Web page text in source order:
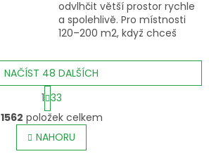
odvlhčit větší prostor rychle
a spolehlivě. Pro místnosti
120–200 m2, když chceš
O
v
l
á
NAČÍST 48 DALŠÍCH
S
t
r
á
n
k
1 33
1562 položek celkem
NAHORU